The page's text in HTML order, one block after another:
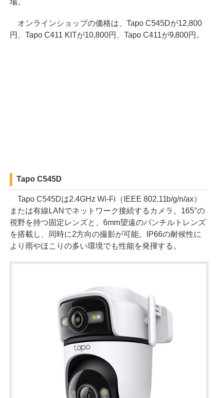
場。
オンラインショップの価格は、Tapo C545Dが12,800
円、Tapo C411 KITが10,800円、Tapo C411が9,800円。
Tapo C545D
Tapo C545Dは2.4GHz Wi-Fi（IEEE 802.11b/g/n/ax）
または有線LANでネットワーク接続するカメラ。165°の
視野を持つ固定レンズと、6mm望遠のパンチルトレンズ
を搭載し、同時に2方向の撮影が可能。IP66の耐候性に
より雨やほこりの多い環境でも性能を発揮する。